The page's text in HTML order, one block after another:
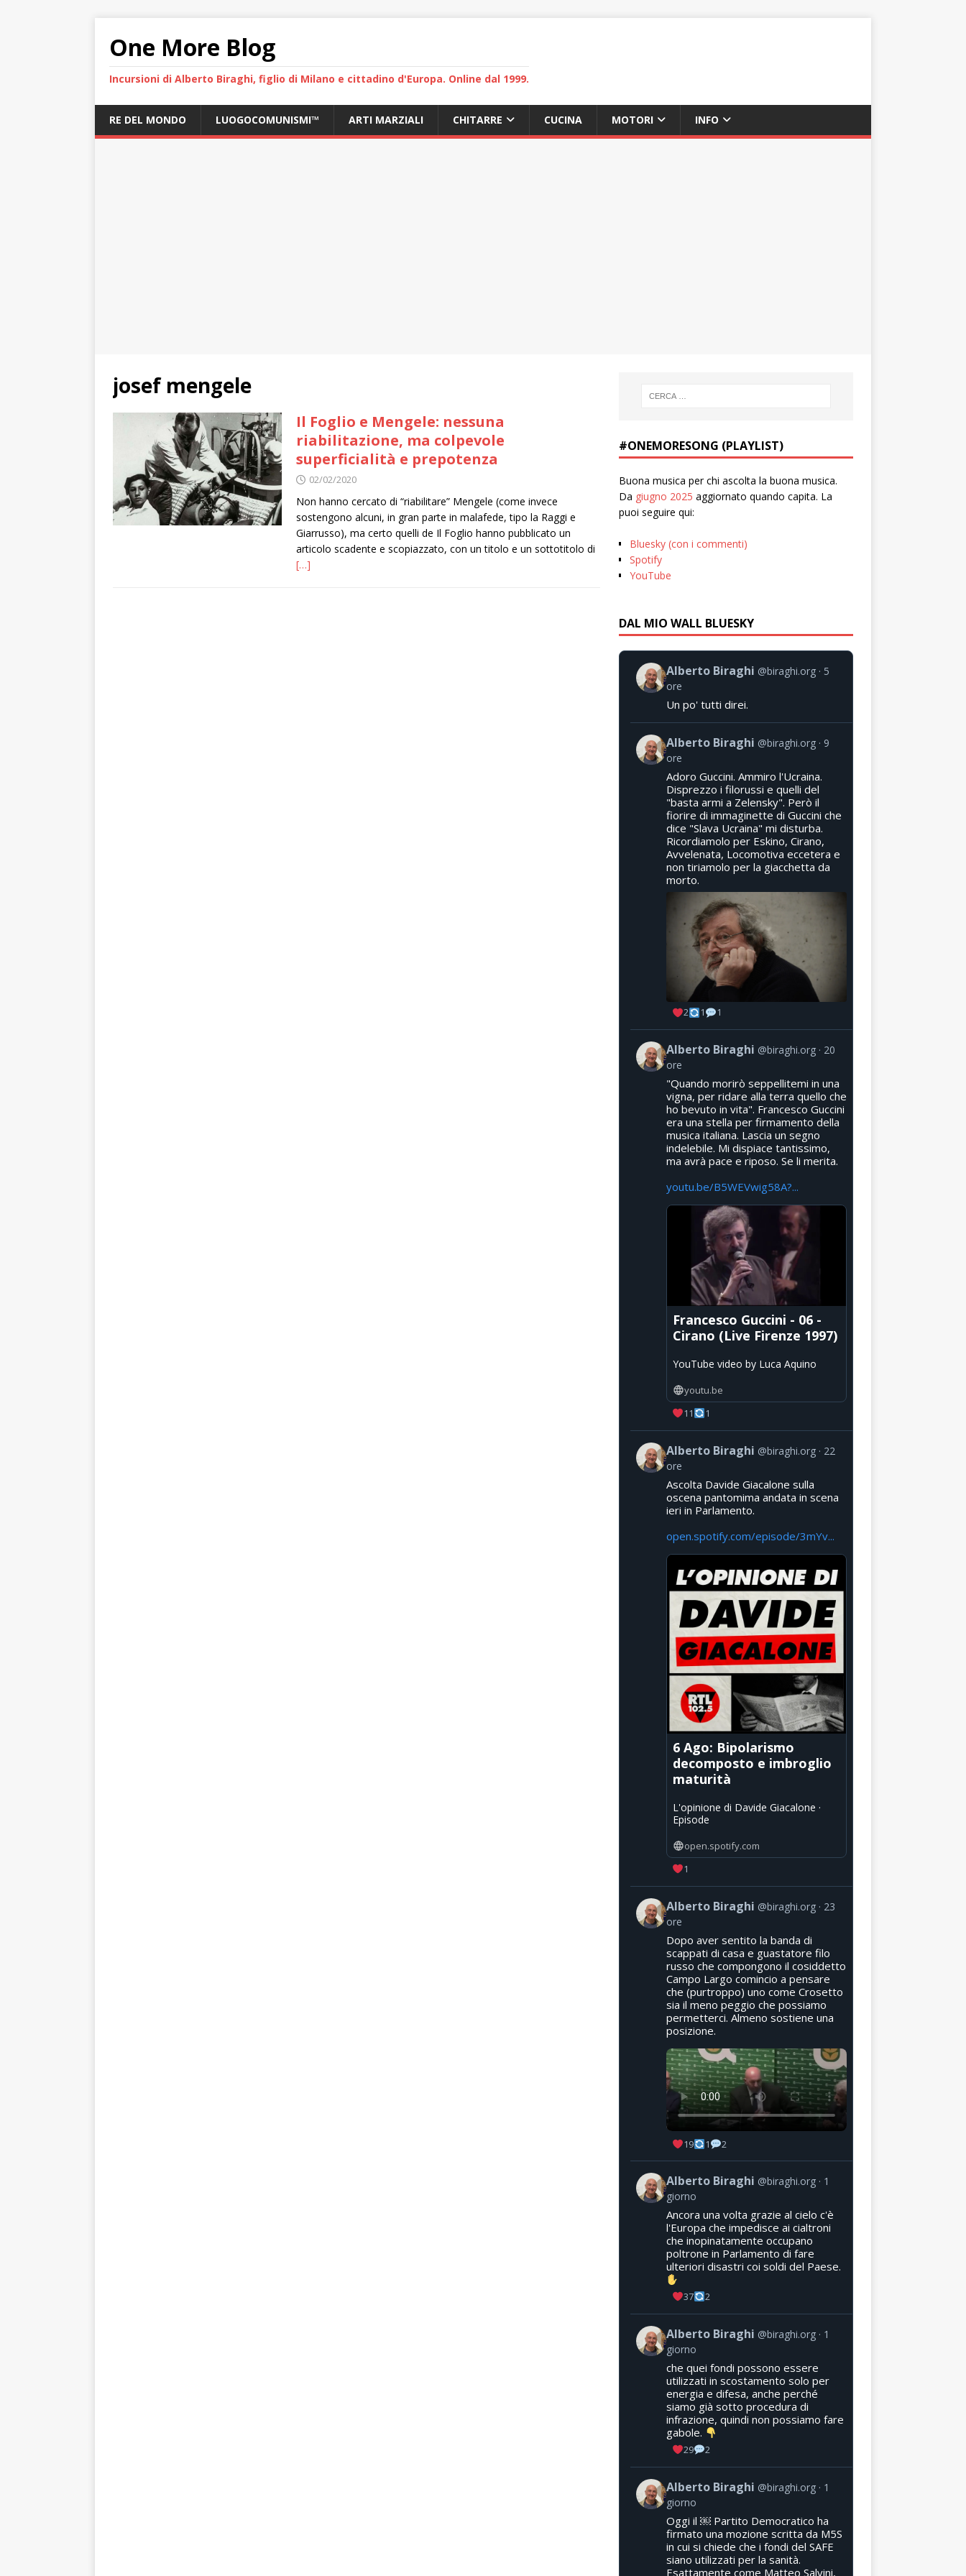
One More Blog
Incursioni di Alberto Biraghi, figlio di Milano e cittadino d'Europa. Online dal 1999.
RE DEL MONDO LUOGOCOMUNISMI™ ARTI MARZIALI CHITARRE CUCINA MOTORI INFO
josef mengele
Il Foglio e Mengele: nessuna
riabilitazione, ma colpevole
superficialità e prepotenza
02/02/2020
Non hanno cercato di “riabilitare” Mengele (come invece
sostengono alcuni, in gran parte in malafede, tipo la Raggi e
Giarrusso), ma certo quelli de Il Foglio hanno pubblicato un
articolo scadente e scopiazzato, con un titolo e un sottotitolo di
[…]
#ONEMORESONG (PLAYLIST)
Buona musica per chi ascolta la buona musica.
Da giugno 2025 aggiornato quando capita. La
puoi seguire qui:
Bluesky (con i commenti)
Spotify
YouTube
DAL MIO WALL BLUESKY
Alberto Biraghi @biraghi.org
5
ore
Un po' tutti direi.
Alberto Biraghi @biraghi.org
9
ore
Adoro Guccini. Ammiro l'Ucraina.
Disprezzo i filorussi e quelli del
"basta armi a Zelensky". Però il
fiorire di immaginette di Guccini che
dice "Slava Ucraina" mi disturba.
Ricordiamolo per Eskino, Cirano,
Avvelenata, Locomotiva eccetera e
non tiriamolo per la giacchetta da
morto.
2 1 1
Alberto Biraghi @biraghi.org
20
ore
"Quando morirò seppellitemi in una
vigna, per ridare alla terra quello che
ho bevuto in vita". Francesco Guccini
era una stella per firmamento della
musica italiana. Lascia un segno
indelebile. Mi dispiace tantissimo,
ma avrà pace e riposo. Se li merita.
youtu.be/B5WEVwig58A?...
Francesco Guccini - 06 -
Cirano (Live Firenze 1997)
YouTube video by Luca Aquino
youtu.be
11
1
Alberto Biraghi @biraghi.org
22
ore
Ascolta Davide Giacalone sulla
oscena pantomima andata in scena
ieri in Parlamento.
open.spotify.com/episode/3mYv...
6 Ago: Bipolarismo
decomposto e imbroglio
maturità
L'opinione di Davide Giacalone ·
Episode
open.spotify.com
1
Alberto Biraghi @biraghi.org
23
ore
Dopo aver sentito la banda di
scappati di casa e guastatore filo
russo che compongono il cosiddetto
Campo Largo comincio a pensare
che (purtroppo) uno come Crosetto
sia il meno peggio che possiamo
permetterci. Almeno sostiene una
posizione.
19 1 2
Alberto Biraghi @biraghi.org
1
giorno
Ancora una volta grazie al cielo c'è
l'Europa che impedisce ai cialtroni
che inopinatamente occupano
poltrone in Parlamento di fare
ulteriori disastri coi soldi del Paese.
37 2
Alberto Biraghi @biraghi.org
1
giorno
che quei fondi possono essere
utilizzati in scostamento solo per
energia e difesa, anche perché
siamo già sotto procedura di
infrazione, quindi non possiamo fare
gabole.
29 2
Alberto Biraghi @biraghi.org
1
giorno
Oggi il ￼ Partito Democratico ha
firmato una mozione scritta da M5S
in cui si chiede che i fondi del SAFE
siano utilizzati per la sanità.
Esattamente come Matteo Salvini,